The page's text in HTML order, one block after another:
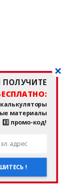
!
материалы
3️⃣ промо-код!